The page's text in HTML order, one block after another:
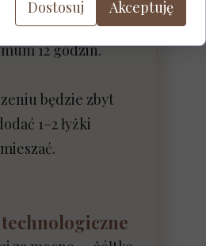
butelki.
12 godzin.
będzie zbyt
1–2 łyżki
Dostosuj Akceptuję